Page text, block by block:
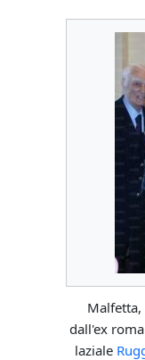
Malfetta,
dall'ex
laziale